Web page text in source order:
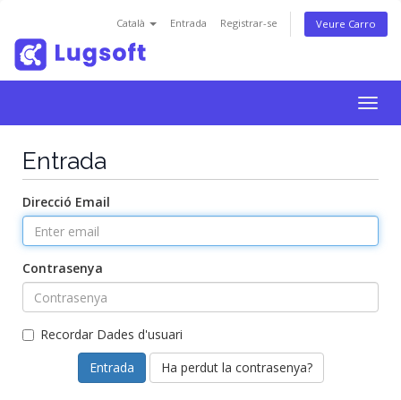
Català Entrada Registrar-se Veure Carro
Entrada
Direcció Email
Contrasenya
Recordar Dades d'usuari
Ha perdut la contrasenya?